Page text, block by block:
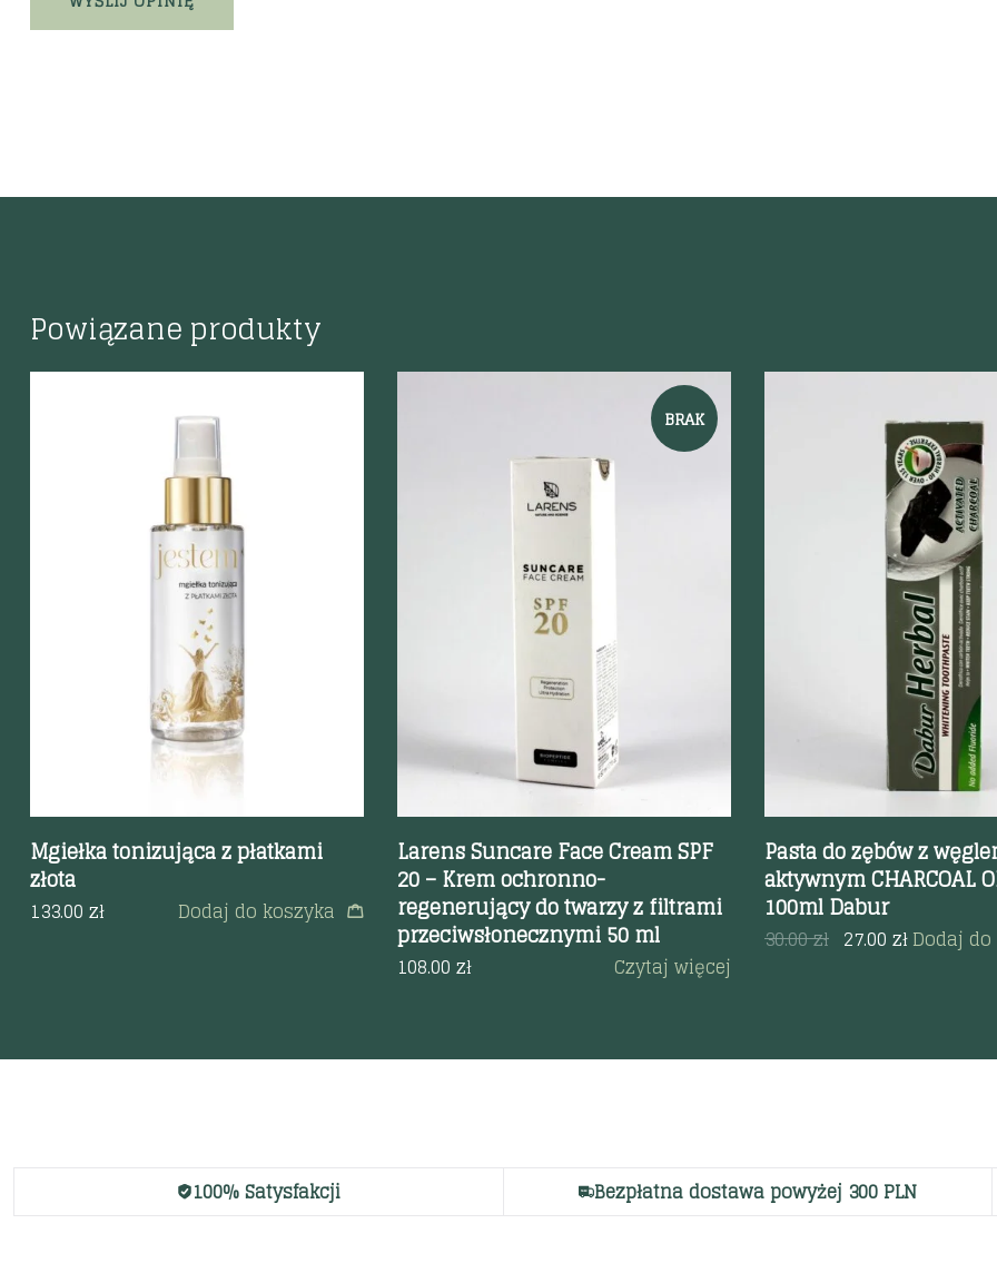
Powiązane produkty
Szybki podgląd
Mgiełka tonizująca z płatkami
złota
133.00 zł Dodaj do koszyka
BRAK
Szybki podgląd
Larens Suncare Face Cream SPF
20 – Krem ochronno-
regenerujący do twarzy z filtrami
przeciwsłonecznymi 50 ml
108.00 zł Czytaj więcej
Szybki podgląd
Pasta do zębów z
aktywnym CHARCOAL
100ml Dabur
30.00zł 27.00 złDodaj
100% Satysfakcji Bezpłatna dostawa powyżej 300 PLN